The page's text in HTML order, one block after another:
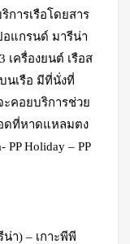
การเรือโดยสาร
อแกรนด์ มารีน่า
เครื่องยนต์ เรือส
นเรือ มีที่นั่งที่
คอยบริการช่วย
ดที่หาดแหลมตง
PP Holiday – PP
า) – เกาะพีพี